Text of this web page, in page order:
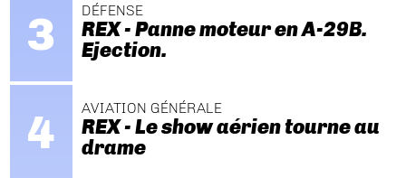
DÉFENSE
REX - Panne moteur en A-29B.
Ejection.
AVIATION GÉNÉRALE
REX - Le show aérien tourne au
drame